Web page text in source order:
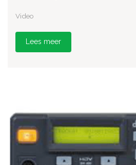
Video
Lees meer